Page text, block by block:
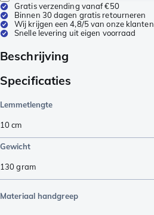
Gratis verzending vanaf €50
Binnen 30 dagen gratis retourneren
Wij krijgen een 4,8/5 van onze klanten
Snelle levering uit eigen voorraad
Beschrijving
Specificaties
Lemmetlengte
10cm
Gewicht
130gram
Materiaal handgreep